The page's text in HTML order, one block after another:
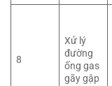
8
Xử lý
đường
ống gas
gãy gập